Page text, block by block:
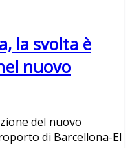
la svolta è
nuovo
del nuovo
di Barcellona-El